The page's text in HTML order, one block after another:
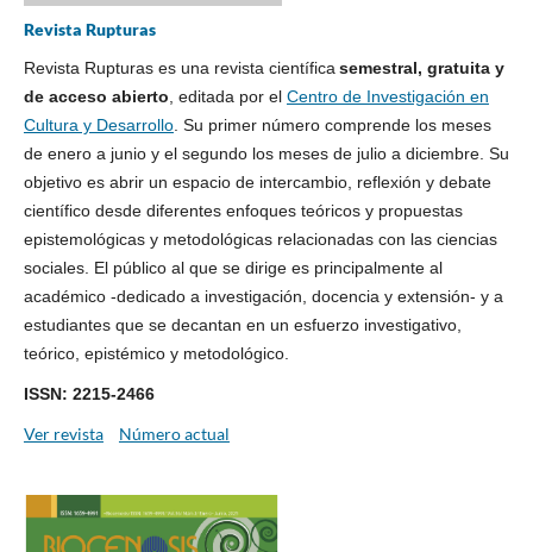
Revista Rupturas
Revista Rupturas es una revista científica semestral, gratuita y
de acceso abierto , editada por el Centro de Investigación en
Cultura y Desarrollo. Su primer número comprende los meses
de enero a junio y el segundo los meses de julio a diciembre. Su
objetivo es abrir un espacio de intercambio, reflexión y debate
científico desde diferentes enfoques teóricos y propuestas
epistemológicas y metodológicas relacionadas con las ciencias
sociales. El público al que se dirige es principalmente al
académico -dedicado a investigación, docencia y extensión- y a
estudiantes que se decantan en un esfuerzo investigativo,
teórico, epistémico y metodológico.
ISSN: 2215-2466
Ver revista Número actual